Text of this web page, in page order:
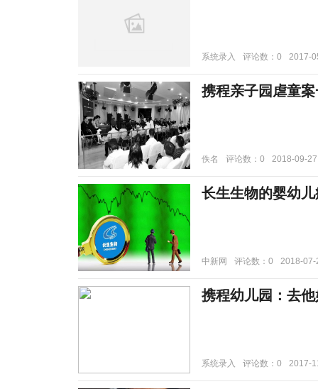
系统录入 评论数：0 2017-
携程亲子园虐童
佚名 评论数：0 2018-09-27
长生生物的婴幼
中新网 评论数：0 2018-07-
携程幼儿园：去
系统录入 评论数：0 2017-